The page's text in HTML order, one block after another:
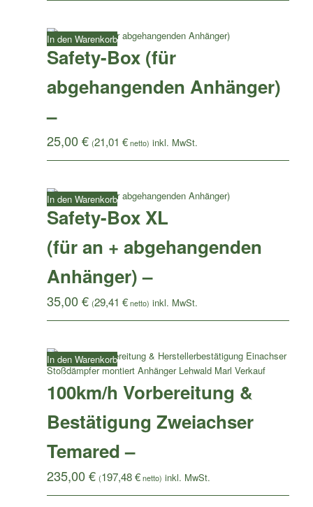
Safety-Box (für
abgehangenden Anhänger)
–
25,00€ (21,01 €netto)
In den Warenkorb
Safety-Box XL
(für an + abgehangenden
Anhänger) –
35,00€ (29,41 €netto)
In den Warenkorb
100km/h Vorbereitung &
Bestätigung Zweiachser
Temared –
235,00€ (197,48€netto)
In den Warenkorb